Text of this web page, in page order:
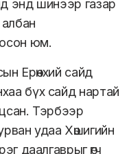
энд шинээр газар
юм.
Ерөнхий сайд
бүх сайд нартай
Тэрбээр
удаа Хөшигийн
даалгаврыг өгч